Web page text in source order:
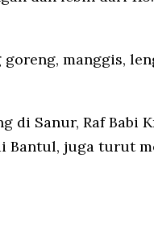
manggis,
di Sanur, Raf Babi
Bantul, juga turut